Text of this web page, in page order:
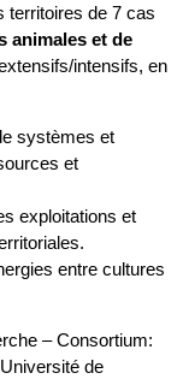
territoires de 7 cas
animales et de
intensifs, en
systèmes et
et
exploitations et
entre cultures
– Consortium:
de